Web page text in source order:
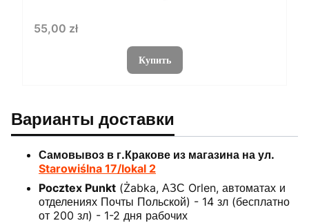
Цена
55,00 zł
Купить
Варианты доставки
Самовывоз в г.Кракове из магазина на ул.
Starowiślna 17/lokal 2
Pocztex Punkt (Żabka, АЗС Orlen, автоматах и
отделениях Почты Польской) - 14 зл (бесплатно
от 200 зл) - 1-2 дня рабочих